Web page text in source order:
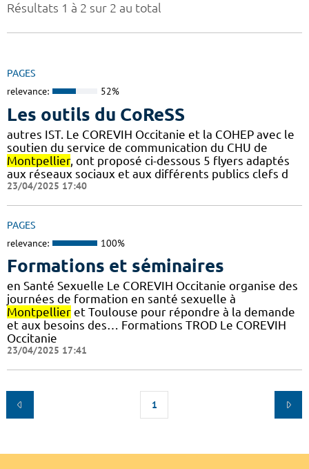
Résultats 1 à 2 sur 2 au total
PAGES
relevance: 52%
Les outils du CoReSS
autres IST. Le COREVIH Occitanie et la COHEP avec le
soutien du service de communication du CHU de
Montpellier, ont proposé ci-dessous 5 flyers adaptés
aux réseaux sociaux et aux différents publics clefs d
23/04/2025 17:40
PAGES
relevance: 100%
Formations et séminaires
en Santé Sexuelle Le COREVIH Occitanie organise des
journées de formation en santé sexuelle à
Montpellier et Toulouse pour répondre à la demande
et aux besoins des… Formations TROD Le COREVIH
Occitanie
23/04/2025 17:41
1